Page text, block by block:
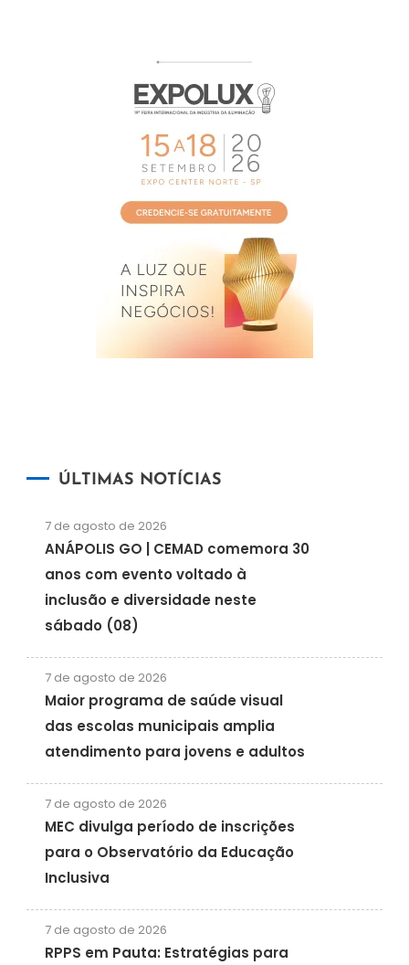
ÚLTIMAS NOTÍCIAS
7 de agosto de 2026
ANÁPOLIS GO | CEMAD comemora 30
anos com evento voltado à
inclusão e diversidade neste
sábado (08)
7 de agosto de 2026
Maior programa de saúde visual
das escolas municipais amplia
atendimento para jovens e adultos
7 de agosto de 2026
MEC divulga período de inscrições
para o Observatório da Educação
Inclusiva
7 de agosto de 2026
RPPS em Pauta: Estratégias para